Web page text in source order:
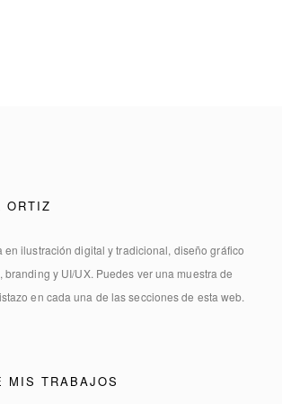
ORTIZ
enilustración digital y tradicional, diseño gráfico
branding y UI/UX. Puedes ver una muestra de
en cada una de las secciones de esta web.
MIS TRABAJOS